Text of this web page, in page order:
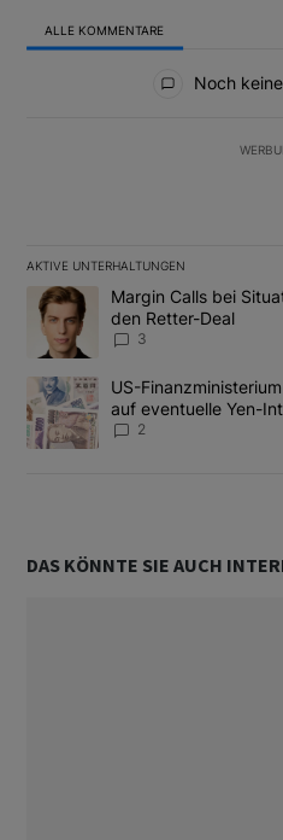
ALLE KOMMENTARE
Noch
AKTIVE UNTERHALTUNGEN
Das Folgende ist eine Liste
Ein Trendartikel mit dem Titel
Margin Calls bei
den Retter-Deal
3
Ein Trendartikel mit dem Titel
US-
auf eventuelle Yen-
2
DAS KÖNNTE SIE AUCH